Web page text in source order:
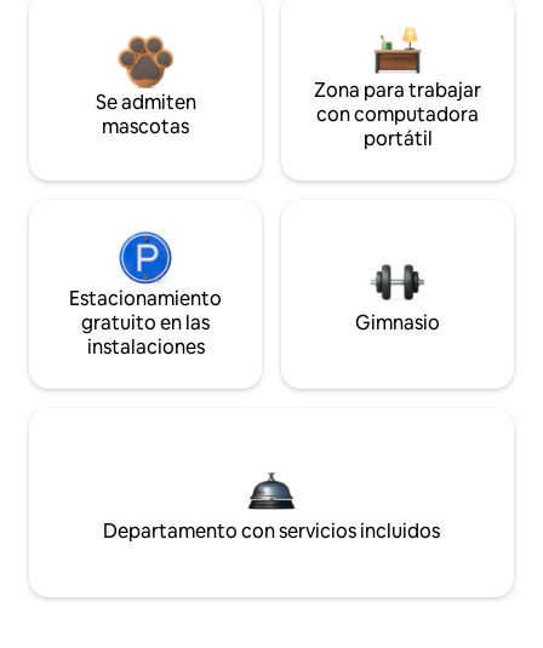
Se admiten
mascotas
Zona para trabajar
con computadora
portátil
Estacionamiento
gratuito en las
instalaciones
Gimnasio
Departamento con servicios incluidos